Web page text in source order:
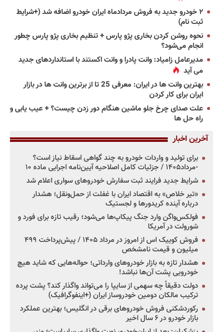
۲ خودرو جدید به فروش مردادماه ایران خودرو اضافه شد (+شرایط
ثبت نام)
نحوه روشن کردن بخاری پژو پارس + تنظیم بخاری پژو پارس چطور
انجام می‌شود؟
مدیرعامل زامیاد: وانت پادرا و وانت اکستند با استانداردهای جدید
می آید
بهترین وانت ها در ایران: معرفی 25 تا از برترین وانت ها در بازار
ایران برای کار کردن
علت صدای چرخ جلو ماشین هنگام دور زدن چیست؟ + عیب یابی و
راه حل ها
آخرین اخبار
برای تولید و واردات خودرو به چند گواهی اسقاط نیاز است؟
-مرداد۱۴۰۵ / جزئیات کامل اصلاحیه آیین‌نامه اجرایی ماده ۱۰
شرایط جدید فرایند ثبت سفارش خودروهای سواری اعلام شد
«تیر خلاص» به اقتصاد ایران با غفلت از حمل‌ونقل؛ هشدار
درباره آینده کریدورها و لجستیک
فولکس‌واگن وارد جنگ پیکاپ‌ها می‌شود؛ رقیب تازه برای فورد و
شورولت در آمریکا
فروش کوییک اس از امروز در مرداد ۱۴۰۵ / پیش‌پرداخت ۴۹۹
میلیون و قیمت نامشخص
هشدار تازه به بازار خودروهای وارداتی؛ حواله‌هایی که شاید هیچ
خودرویی پشت آن‌ها نباشد!
دولت دقیقاً چه سهمی از سایپا را می‌تواند واگذار کند؟ پشت پرده
ترکیب مالکان دومین خودروساز ایران (+اینفوگرافیک)
رکوردشکنی فروش خودروهای برقی در انگلیس؛ بهترین عملکرد
بازار خودرو در ۶ سال اخیر